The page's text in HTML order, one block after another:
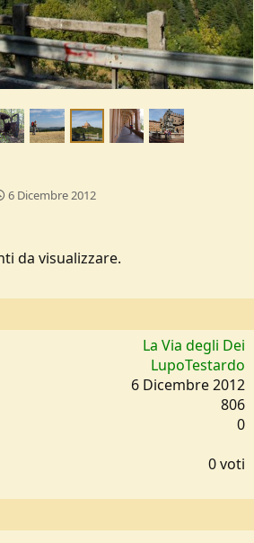
6 Dicembre 2012
da visualizzare.
La Via degli Dei
LupoTestardo
6 Dicembre 2012
806
0
0
t
0 voti